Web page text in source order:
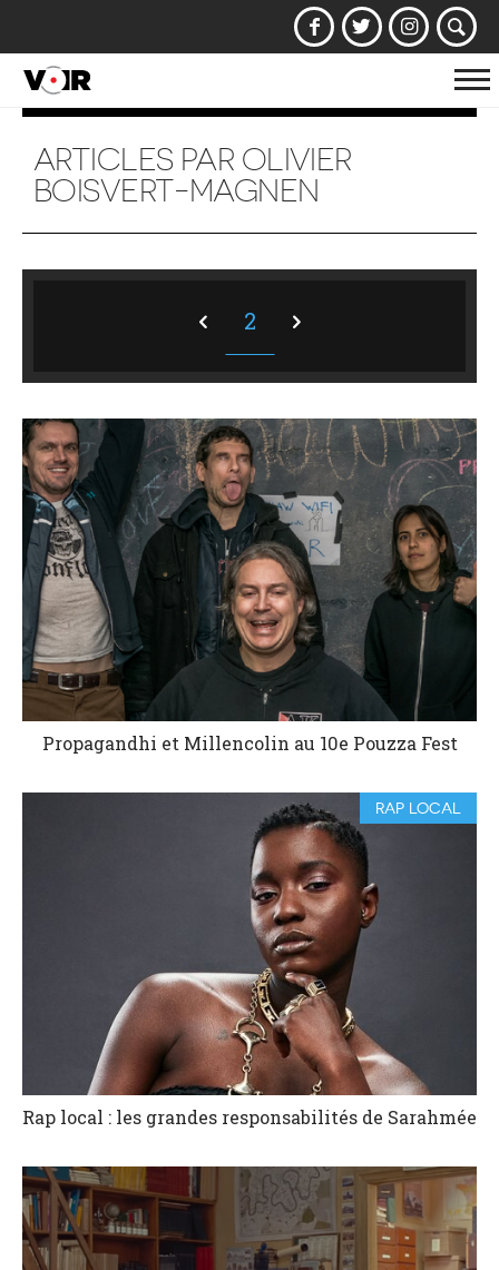
la
ARTICLES PAR OLIVIER
BOISVERT-MAGNEN
2
Propagandhi et Millencolin au 10e Pouzza Fest
RAP LOCAL
Rap local : les grandes responsabilités de Sarahmée